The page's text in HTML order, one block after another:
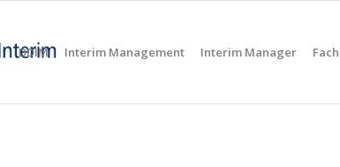
DDIM Interim Management Interim Manager